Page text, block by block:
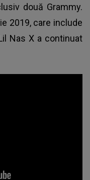
două Grammy.
2019, care include
Nas X a continuat